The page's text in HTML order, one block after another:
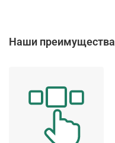
Наши преимущества